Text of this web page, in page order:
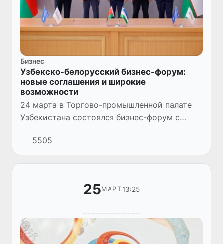
Бизнес
Узбекско-белорусский бизнес-форум:
новые соглашения и широкие
возможности
24 марта в Торгово-промышленной палате
Узбекистана состоялся бизнес-форум с
участием деловых кругов Республики
Узбекистан и Гомельской области
Республики Беларусь.
5505
25МАРТ13:25